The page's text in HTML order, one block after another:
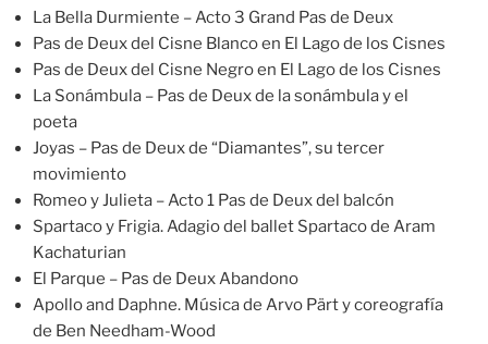
La Bella Durmiente – Acto 3 Grand Pas de Deux
Pas de Deux del Cisne Blanco en El Lago de los Cisnes
Pas de Deux del Cisne Negro en El Lago de los Cisnes
La Sonámbula – Pas de Deux de la sonámbula y el
poeta
Joyas – Pas de Deux de “Diamantes”, su tercer
movimiento
Romeo y Julieta – Acto 1 Pas de Deux del balcón
Spartaco y Frigia. Adagio del ballet Spartaco de Aram
Kachaturian
El Parque – Pas de Deux Abandono
Apollo and Daphne. Música de Arvo Pärt y coreografía
de Ben Needham-Wood